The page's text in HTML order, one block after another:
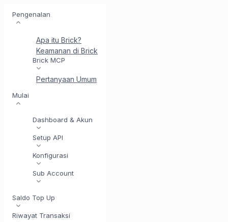
Pengenalan
Apa itu Brick?
Keamanan di Brick
Brick MCP
Pertanyaan Umum
Mulai
Dashboard & Akun
Setup API
Konfigurasi
Sub Account
Saldo Top Up
Riwayat Transaksi